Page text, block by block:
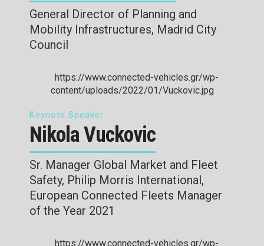
General Director of Planning and
Mobility Infrastructures, Madrid City
Council
Keynote Speaker
Nikola Vuckovic
Sr. Manager Global Market and Fleet
Safety, Philip Morris International,
European Connected Fleets Manager
of the Year 2021